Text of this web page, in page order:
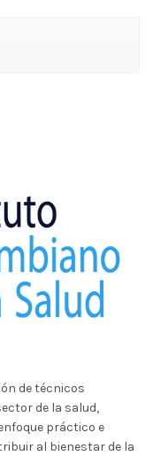
de técnicos
de la salud,
práctico e
al bienestar de la